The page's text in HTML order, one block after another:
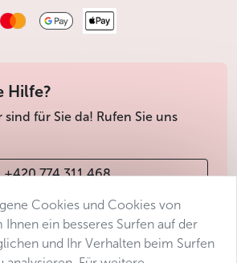
Hilfe?
sind für Sie da! Rufen Sie uns
+420 774 311 468
prague.cz
Cookies und Cookies von
ein besseres Surfen auf der
und Ihr Verhalten beim Surfen